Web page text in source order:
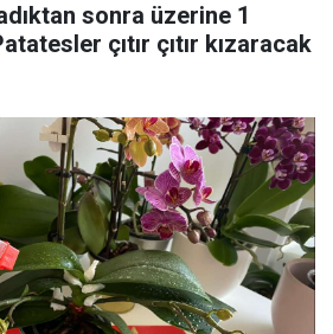
sonra üzerine 1
çıtır çıtır kızaracak